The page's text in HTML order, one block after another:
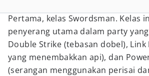
Pertama, kelas Swordsman. Kelas
penyerang utama dalam party
Double Strike (tebasan dobel), Link
yang menembakkan api), dan
(serangan menggunakan perisai